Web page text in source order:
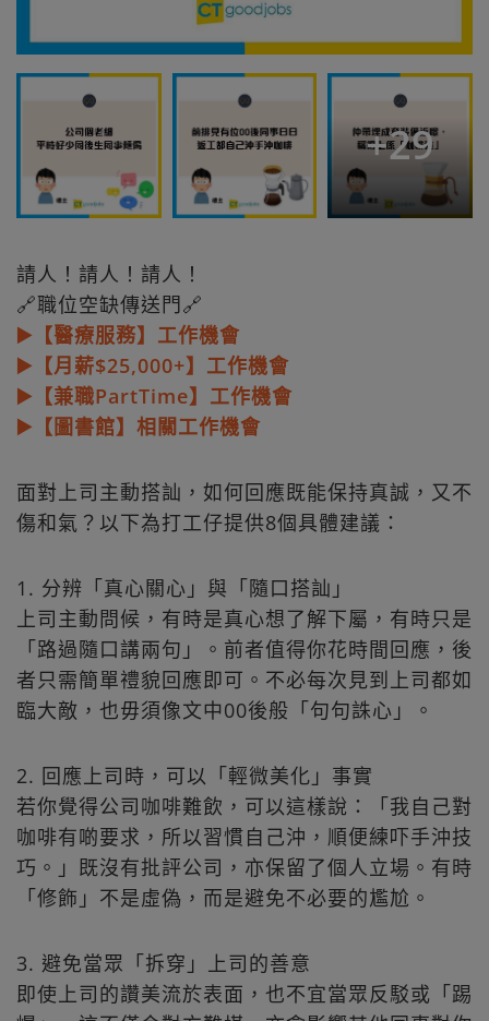
+29
請人！請人！請人！
🔗職位空缺傳送門🔗
▶️【醫療服務】工作機會
▶️【月薪$25,000+】工作機會
▶️【兼職PartTime】工作機會
▶️【圖書館】相關工作機會
面對上司主動搭訕，如何回應既能保持真誠，又不
傷和氣？以下為打工仔提供8個具體建議：
1. 分辨「真心關心」與「隨口搭訕」
上司主動問候，有時是真心想了解下屬，有時只是
「路過隨口講兩句」。前者值得你花時間回應，後
者只需簡單禮貌回應即可。不必每次見到上司都如
臨大敵，也毋須像文中00後般「句句誅心」。
2. 回應上司時，可以「輕微美化」事實
若你覺得公司咖啡難飲，可以這樣說：「我自己對
咖啡有啲要求，所以習慣自己沖，順便練吓手沖技
巧。」既沒有批評公司，亦保留了個人立場。有時
「修飾」不是虛偽，而是避免不必要的尷尬。
3. 避免當眾「拆穿」上司的善意
即使上司的讚美流於表面，也不宜當眾反駁或「踢